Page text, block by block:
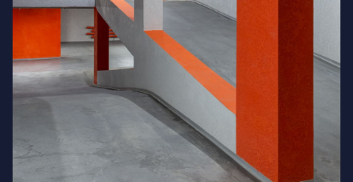
поверхністю у 6-7 поверхів на 46 квартир,
у кожній з яких передбачено
встановлення енергозберігаючих вікон
німецької марки SCHÜCO та радіаторів
Vaillant. Для зручності підприємців і
мешканців на перших поверхах
новобудови будуть розміщені комерційні
приміщення, що дозволить витрачати